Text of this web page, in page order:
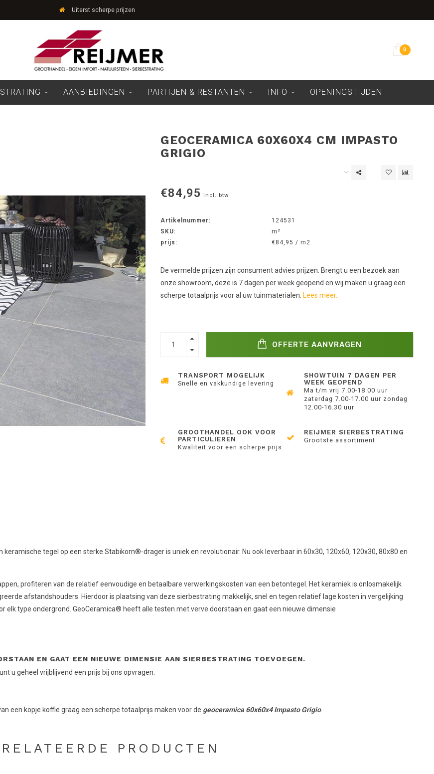
Uiterst scherpe prijzen
0
AANBIEDINGEN PARTIJEN & RESTANTEN INFO OPENINGSTIJDEN
GEOCERAMICA 60X60X4 CM IMPASTO
GRIGIO
€84,95 Incl. btw
Artikelnummer:
124531
SKU:
m²
prijs:
€84,95 / m2
De vermelde prijzen zijn consument advies prijzen. Brengt u een bezoek aan
onze showroom, deze is 7 dagen per week geopend en wij maken u graag een
scherpe totaalprijs voor al uw tuinmaterialen. Lees meer..
OFFERTE AANVRAGEN
TRANSPORT MOGELIJK
Snelle en vakkundige levering
SHOWTUIN 7 DAGEN PER
WEEK GEOPEND
Ma t/m vrij 7.00-18.00 uur
zaterdag 7.00-17.00 uur zondag
12.00-16.30 uur
GROOTHANDEL OOK VOOR
PARTICULIEREN
Kwaliteit voor een scherpe prijs
REIJMER SIERBESTRATING
Grootste assortiment
tegel op een sterke Stabikorn®-drager is uniek en revolutionair. Nu ook leverbaar in 60x30, 120x60, 120x30, 80x80 en
profiteren van de relatief eenvoudige en betaalbare verwerkingskosten van een betontegel. Het keramiek is onlosmakelijk
afstandshouders. Hierdoor is plaatsing van deze sierbestrating makkelijk, snel en tegen relatief lage kosten in vergelijking
elk type ondergrond. GeoCeramica® heeft alle testen met verve doorstaan en gaat een nieuwe dimensie
EN GAAT EEN NIEUWE DIMENSIE AAN SIERBESTRATING TOEVOEGEN.
u geheel vrijblijvend een prijs bij ons opvragen.
een kopje koffie graag een scherpe totaalprijs maken voor de geoceramica 60x60x4 Impasto Grigio.
PRODUCTEN